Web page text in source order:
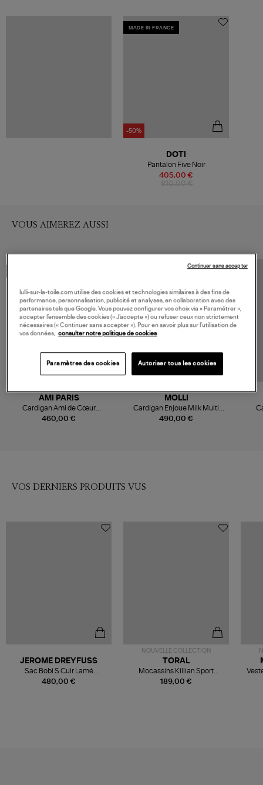
MADE IN FRANCE
-50%
405,00 €
DOTI
Pantalon Five Noir
VOUS AIMEREZ AUSSI
460,00 €
AMI PARIS
Cardigan Ami de Cœur
Champagne
490,00 €
MOLLI
Cardigan Enjoue Milk Multi
Gris
VOS DERNIERS PRODUITS VUS
480,00 €
JEROME DREYFUSS
Sac Bobi S Cuir Lamé
Champagne
NOUVELLE COLLECTION
189,00 €
TORAL
Mocassins Killian Sport
Mousse
lulli-sur-la-toile.com utilise des cookies et technologies similaires à des fins de
performance, personnalisation, publicité et analyses, en collaboration avec des
partenaires tels que Google. Vous pouvez configurer vos choix via « Paramétrer »,
accepter l’ensemble des cookies (« J’accepte ») ou refuser ceux non strictement
nécessaires (« Continuer sans accepter »). Pour en savoir plus sur l’utilisation de
vos données, consulter notre politique de cookies
Paramètres des cookies Autoriser tous les cookies
Continuer sans accepter